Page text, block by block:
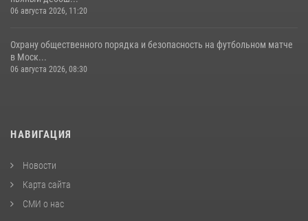
06 августа 2026, 11:20
Охрану общественного порядка и безопасность на футбольном матче
в Моск...
06 августа 2026, 08:30
НАВИГАЦИЯ
Новости
Карта сайта
СМИ о нас